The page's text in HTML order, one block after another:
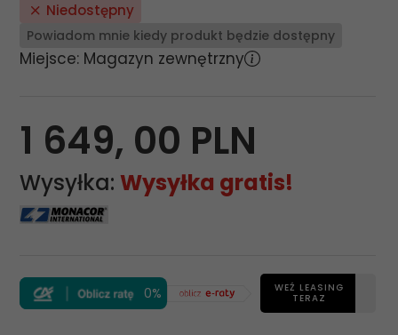
Niedostępny
Powiadom mnie kiedy produkt będzie dostępny
Miejsce: Magazyn zewnętrzny
1 649, 00 PLN
Wysyłka: Wysyłka gratis!
0%
WEŹ LEASING
TERAZ